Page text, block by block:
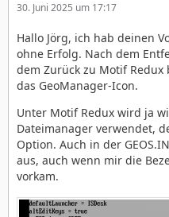
30. Juni 2025 um 17:17
Hallo Jörg, ich hab deinen
ohne Erfolg. Nach dem
dem Zurück zu Motif
das GeoManager-Icon.
Unter Motif Redux wird ja
Dateimanager verwendet,
Option. Auch in der
aus, auch wenn mir die
vorkam.